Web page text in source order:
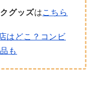
グッズはこちら
はどこ？コンビ
も